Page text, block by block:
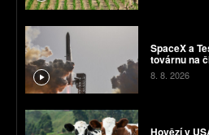
SpaceX a
továrnu na
8. 8. 2026
Hovězí v